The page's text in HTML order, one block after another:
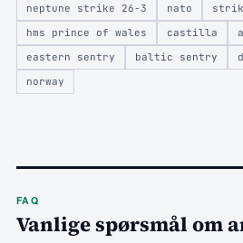
neptune strike 26-3 nato
hms prince of wales
castilla
eastern sentry
baltic sentry
norway
FAQ
Vanlige spørsmål om